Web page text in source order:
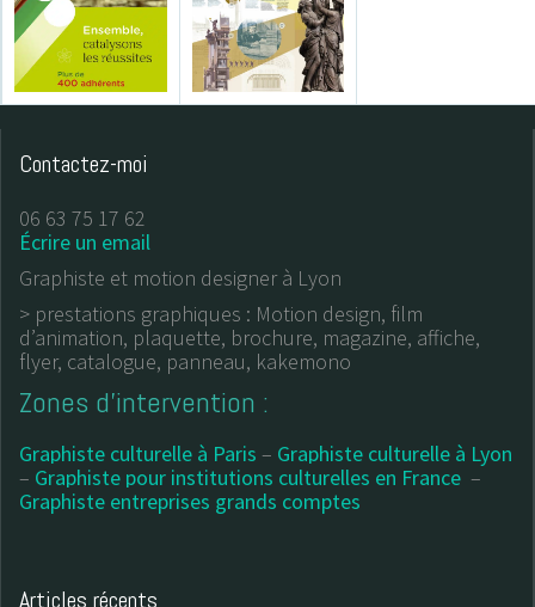
Contactez-moi
06 63 75 17 62
Écrire un email
Graphiste et motion designer à Lyon
> prestations graphiques : Motion design, film
d’animation, plaquette, brochure, magazine, affiche,
flyer, catalogue, panneau, kakemono
Zones d’intervention :
Graphiste culturelle à Paris – Graphiste culturelle à Lyon
– Graphiste pour institutions culturelles en France –
Graphiste entreprises grands comptes
Articles récents